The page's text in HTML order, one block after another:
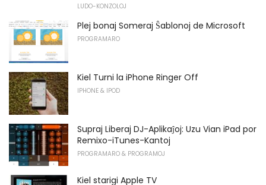
LUDO-KONZOLOJ
Plej bonaj Someraj Ŝablonoj de Microsoft
PROGRAMARO
Kiel Turni la iPhone Ringer Off
IPHONE & IPOD
Supraj Liberaj DJ-Aplikaĵoj: Uzu Vian iPad por
Remixo-iTunes-Kantoj
PROGRAMARO & PROGRAMOJ
Kiel starigi Apple TV